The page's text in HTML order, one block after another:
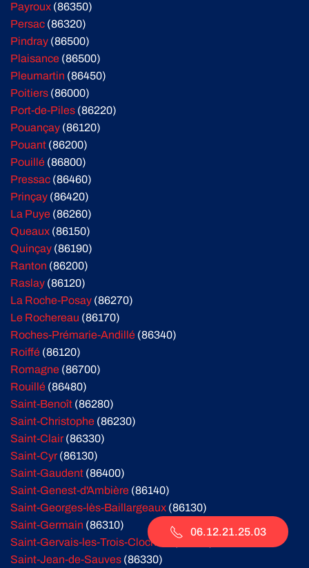
Payroux (86350)
Persac (86320)
Pindray (86500)
Plaisance (86500)
Pleumartin (86450)
Poitiers (86000)
Port-de-Piles (86220)
Pouançay (86120)
Pouant (86200)
Pouillé (86800)
Pressac (86460)
Prinçay (86420)
La Puye (86260)
Queaux (86150)
Quinçay (86190)
Ranton (86200)
Raslay (86120)
La Roche-Posay (86270)
Le Rochereau (86170)
Roches-Prémarie-Andillé (86340)
Roiffé (86120)
Romagne (86700)
Rouillé (86480)
Saint-Benoît (86280)
Saint-Christophe (86230)
Saint-Clair(86330)
Saint-Cyr(86130)
Saint-Gaudent (86400)
Saint-Genest-d'Ambière (86140)
Saint-Georges-lès-Baillargeaux (86130)
Saint-Germain (86310)
Saint-Gervais-les-Trois-Clochers
(86230)
Saint-Jean-de-Sauves (86330)
06.12.21.25.03